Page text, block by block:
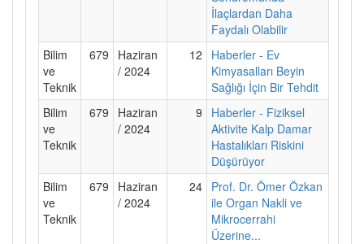
İlaçlardan Daha
Faydalı Olabilir
Bilim
ve
Teknik
679
Haziran
/ 2024
12
Haberler - Ev
Kimyasalları Beyin
Sağlığı İçin Bir Tehdit
Bilim
ve
Teknik
679
Haziran
/ 2024
9
Haberler - Fiziksel
Aktivite Kalp Damar
Hastalıkları Riskini
Düşürüyor
Bilim
ve
Teknik
679
Haziran
/ 2024
24 Prof. Dr. Ömer Özkan
ile Organ Nakli ve
Mikrocerrahi
Üzerine...